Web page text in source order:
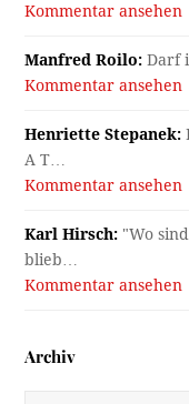
Kommentar ansehen
Manfred Roilo: Darf
Kommentar ansehen
Henriette Stepanek:
A T…
Kommentar ansehen
Karl Hirsch: "Wo
blieb…
Kommentar ansehen
Archiv